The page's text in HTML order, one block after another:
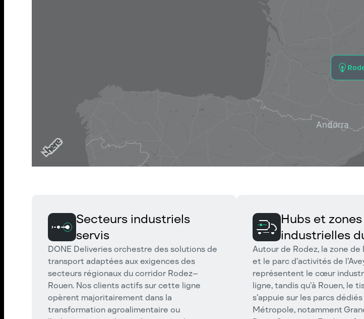
Secteurs industriels
servis
DONE Deliveries orchestre des solutions de
transport adaptées aux exigences des
secteurs régionaux du corridor Rodez–
Rouen. Nos clients actifs sur cette ligne
opèrent majoritairement dans la
transformation agroalimentaire ou
Hubs et zones
industrielles
Autour de Rodez, la zone de
et le parc d’activités de
représentent le cœur
ligne, tandis qu’à Rouen, le
s’appuie sur les parcs
Métropole, notamment